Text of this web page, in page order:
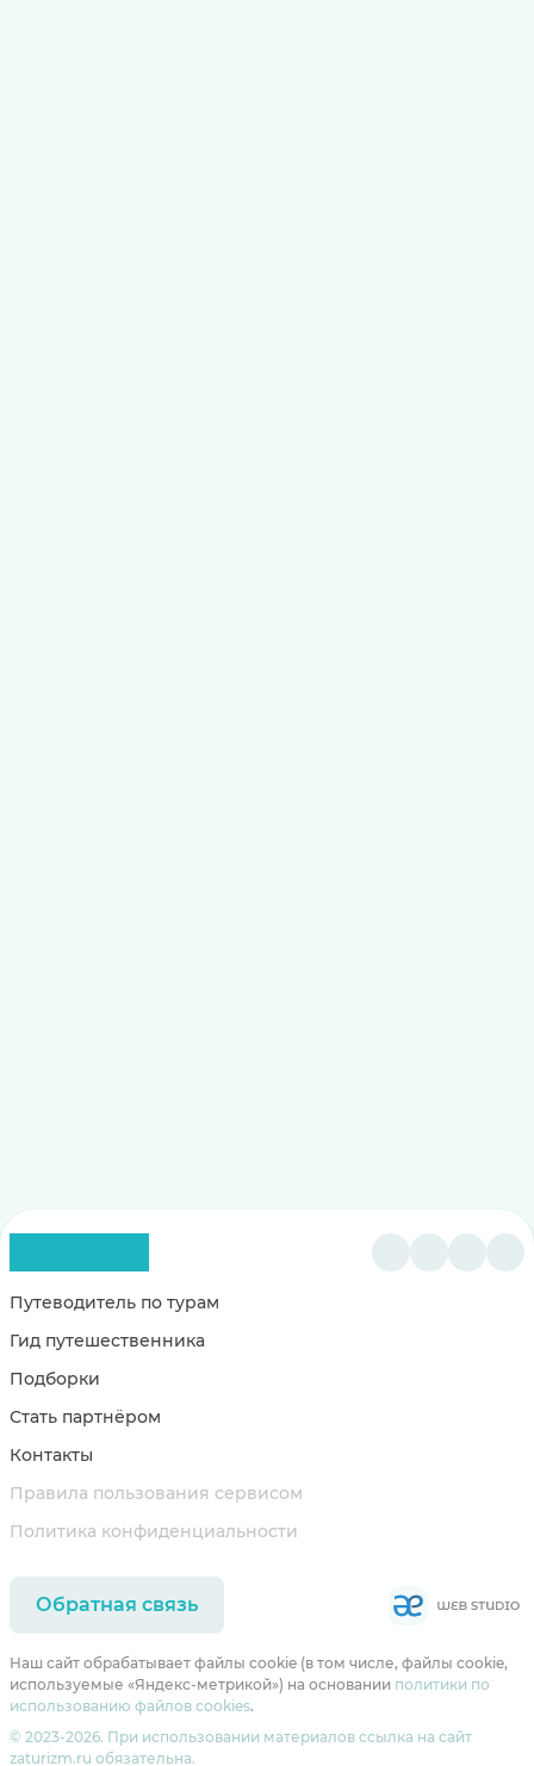
Путеводитель по турам
Гид путешественника
Подборки
Стать партнёром
Контакты
Правила пользования сервисом
Политика конфиденциальности
Обратная связь
Наш сайт обрабатывает файлы cookie (в том числе, файлы cookie,
используемые «Яндекс-метрикой») на основании политики по
использованию файлов cookies.
© 2023-2026. При использовании материалов ссылка на сайт
zaturizm.ru обязательна.